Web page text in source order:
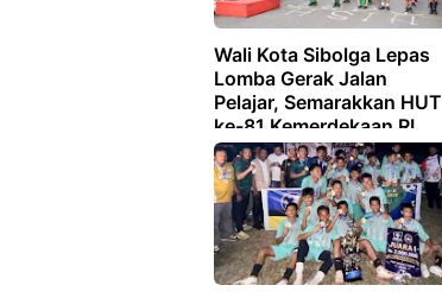
Wali Kota Sibolga Lepas
Lomba Gerak Jalan
Pelajar, Semarakkan HUT
ke-81 Kemerdekaan RI